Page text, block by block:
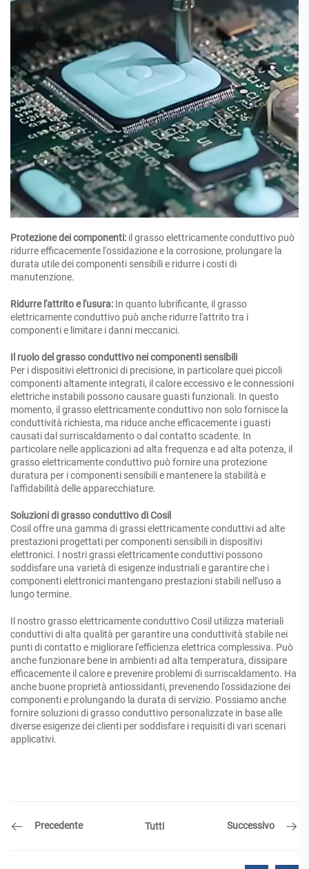
Protezione dei componenti: il grasso elettricamente conduttivo può
ridurre efficacemente l'ossidazione e la corrosione, prolungare la
durata utile dei componenti sensibili e ridurre i costi di
manutenzione.
Ridurre l'attrito e l'usura: In quanto lubrificante, il grasso
elettricamente conduttivo può anche ridurre l'attrito tra i
componenti e limitare i danni meccanici.
Il ruolo del grasso conduttivo nei componenti sensibili
Per i dispositivi elettronici di precisione, in particolare quei piccoli
componenti altamente integrati, il calore eccessivo e le connessioni
elettriche instabili possono causare guasti funzionali. In questo
momento, il grasso elettricamente conduttivo non solo fornisce la
conduttività richiesta, ma riduce anche efficacemente i guasti
causati dal surriscaldamento o dal contatto scadente. In
particolare nelle applicazioni ad alta frequenza e ad alta potenza, il
grasso elettricamente conduttivo può fornire una protezione
duratura per i componenti sensibili e mantenere la stabilità e
l'affidabilità delle apparecchiature.
Soluzioni di grasso conduttivo di Cosil
Cosil offre una gamma di grassi elettricamente conduttivi ad alte
prestazioni progettati per componenti sensibili in dispositivi
elettronici. I nostri grassi elettricamente conduttivi possono
soddisfare una varietà di esigenze industriali e garantire che i
componenti elettronici mantengano prestazioni stabili nell'uso a
lungo termine.
Il nostro grasso elettricamente conduttivo Cosil utilizza materiali
conduttivi di alta qualità per garantire una conduttività stabile nei
punti di contatto e migliorare l'efficienza elettrica complessiva. Può
anche funzionare bene in ambienti ad alta temperatura, dissipare
efficacemente il calore e prevenire problemi di surriscaldamento. Ha
anche buone proprietà antiossidanti, prevenendo l'ossidazione dei
componenti e prolungando la durata di servizio. Possiamo anche
fornire soluzioni di grasso conduttivo personalizzate in base alle
diverse esigenze dei clienti per soddisfare i requisiti di vari scenari
applicativi.
Precedente Tutti Successivo